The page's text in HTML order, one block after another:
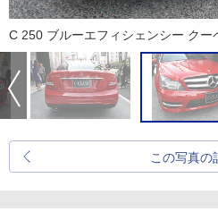
C 250 ブルーエフィシェンシー クー
この写真の